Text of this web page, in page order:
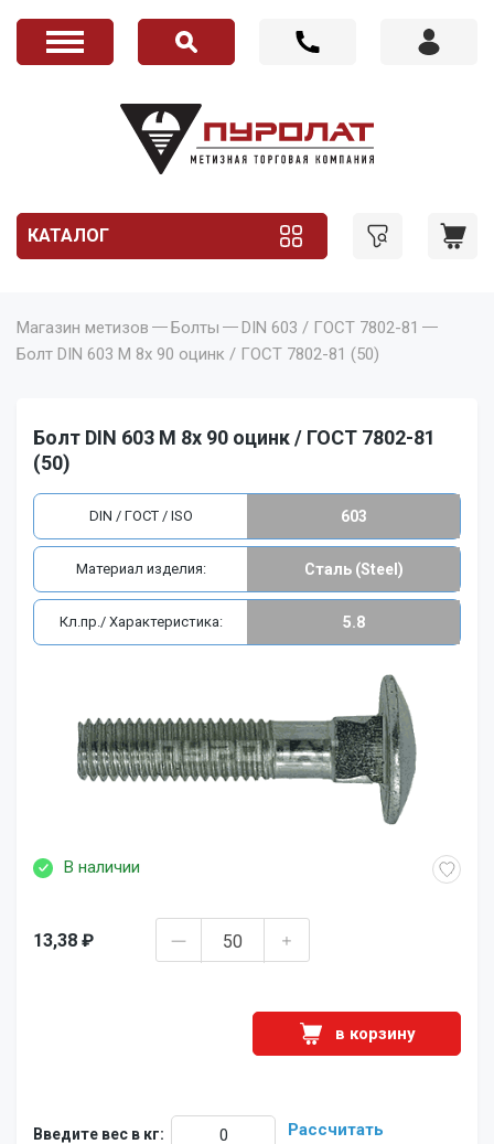
КАТАЛОГ
Магазин метизов Болты
DIN 603 / ГОСТ 7802-81
Болт DIN 603 M 8x 90 оцинк / ГОСТ 7802-81 (50)
Болт DIN 603 M 8x 90 оцинк / ГОСТ 7802-81
(50)
В наличии
13,38 ₽
в корзину
Введите вес в кг: Рассчитать
DIN / ГОСТ / ISO 603
Материал изделия: Сталь (Steel)
Кл.пр./ Характеристика: 5.8